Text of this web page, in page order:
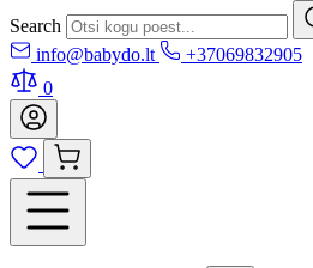
Search
info@babydo.lt
+37069832905
0